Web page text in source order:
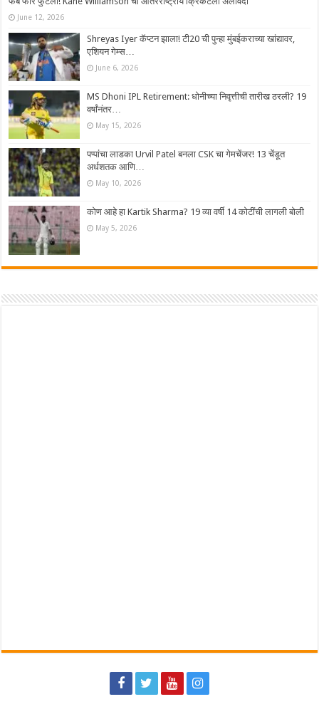
June 12, 2026
Shreyas Iyer कॅप्टन झाला! टी20 ची पुन्हा मुंबईकराच्या खांद्यावर,
एशियन गेम्स…
June 6, 2026
MS Dhoni IPL Retirement: धोनीच्या निवृत्तीची तारीख ठरली? 19
वर्षांनंतर…
May 15, 2026
पप्पांचा लाडका Urvil Patel बनला CSK चा गेमचेंजर! 13 चेंडूत
अर्धशतक आणि…
May 10, 2026
कोण आहे हा Kartik Sharma? 19 व्या वर्षी 14 कोटींची लागली बोली
May 5, 2026